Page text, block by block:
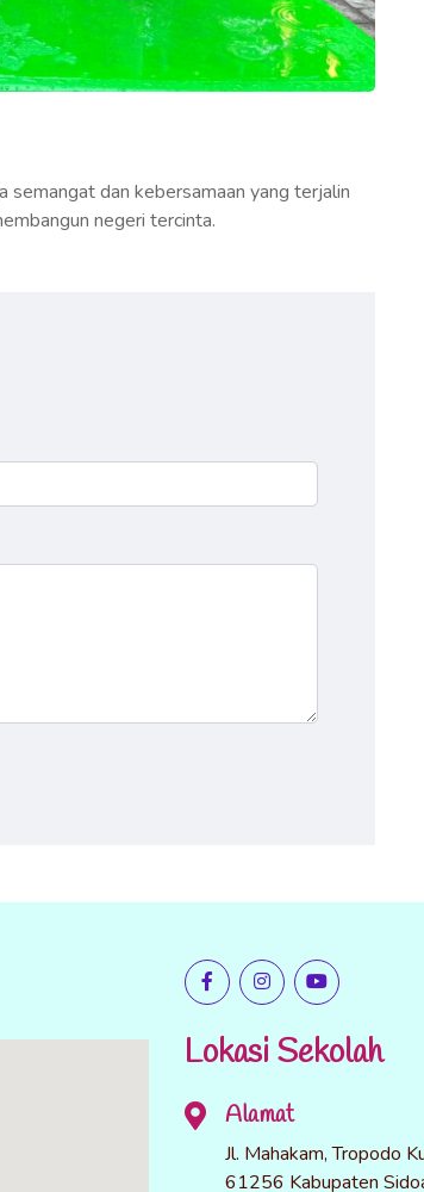
dan kebersamaan yang terjalin
negeri tercinta.
Lokasi Sekolah
Alamat
Jl. Mahakam, Tropodo
61256 Kabupaten